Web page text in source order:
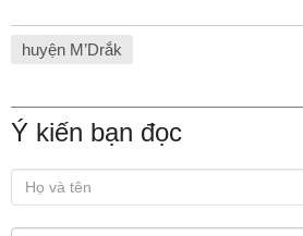
huyện M’Drắk
Ý kiến bạn đọc